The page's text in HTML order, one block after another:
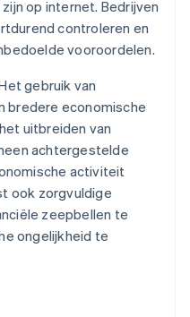
op internet. Bedrijven
controleren en
vooroordelen.
gebruik van
bredere economische
uitbreiden van
achtergestelde
activiteit
ook zorgvuldige
zeepbellen te
ongelijkheid te